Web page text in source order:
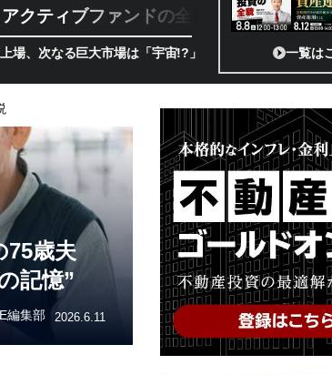
クティブファンドの全貌
大市場は「宇宙!?」 日本の宇宙ベンチャーのココが
一覧は
75歳夫
記憶”
編集部 2026.6.11